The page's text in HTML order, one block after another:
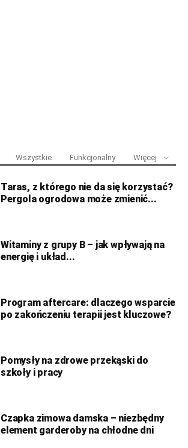
Wszystkie Funkcjonalny Więcej
Taras, z którego nie da się korzystać?
Pergola ogrodowa może zmienić...
Witaminy z grupy B – jak wpływają na
energię i układ...
Program aftercare: dlaczego wsparcie
po zakończeniu terapii jest kluczowe?
Pomysły na zdrowe przekąski do
szkoły i pracy
Czapka zimowa damska – niezbędny
element garderoby na chłodne dni